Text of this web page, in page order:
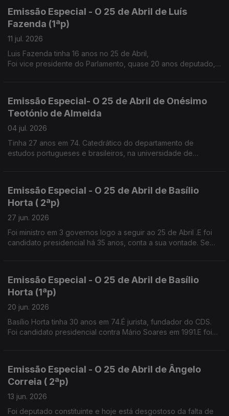
Emissão Especial - O 25 de Abril de Luís
Fazenda (1ªp)
11 jul. 2026
Luis Fazenda tinha 16 anos no 25 de Abril,
Foi vice presidente do Parlamento, quase 20 anos deputado,
Emissão Especial- O 25 de Abril de Onésimo
Teotónio de Almeida
04 jul. 2026
Tinha 27 anos em 74. Catedrático do departamento de
estudos portugueses e brasileiros, na universidade de
Emissão Especial - O 25 de Abril de Basílio
Horta ( 2ªp)
27 jun. 2026
Foi ministro em 3 governos logo a seguir ao 25 de Abril .E foi
candidato presidencial há 35 anos, conta a sua vontade. Se
Emissão Especial - O 25 de Abril de Basílio
Horta (1ªp)
20 jun. 2026
Basílio Horta tinha 30 anos em 74.É jurista, fundador do CDS.
Foi candidato presidencial contra Mário Soares em 1991.E foi
Emissão Especial - O 25 de Abril de Ângelo
Correia ( 2ªp)
13 jun. 2026
Foi deputado constituinte e hoje está desgostoso da falta de